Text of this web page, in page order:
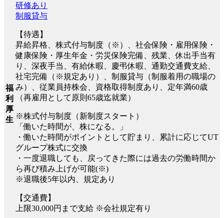
福
利
厚
生
研修あり
制服貸与
【待遇】
昇給昇格、株式付与制度（※）、社会保険・雇用保険・
健康保険・厚生年金・労災保険完備、残業、休出手当有
り、深夜手当、有給休暇、慶弔休暇、通勤交通費支給、
社宅完備（※規定あり）、制服貸与（制服着用の職場の
み）、従業員持株会、資格取得制度あり、定年満60歳
（再雇用として原則65歳迄就業）
※株式付与制度（新制度スタート）
「働いた時間が、株になる。」
・働いた時間がポイントとして貯まり、累計に応じてUT
グループ株式に交換
・一度退職しても、戻ってきた際には過去の労働時間か
ら再び積み上げが可能(※)
※退職後5年以内、規定あり
【交通費】
上限30,000円まで支給 ※会社規定有り